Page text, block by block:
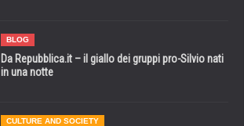
BLOG
Da Repubblica.it – il giallo dei gruppi pro-Silvio nati
in una notte
CULTURE AND SOCIETY